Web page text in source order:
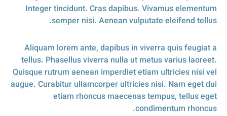
Integer tincidunt. Cras dapibus. Vivamus elementum
semper nisi. Aenean vulputate eleifend tellus.
Aliquam lorem ante, dapibus in viverra quis feugiat a
tellus. Phasellus viverra nulla ut metus varius laoreet.
Quisque rutrum aenean imperdiet etiam ultricies nisi vel
augue. Curabitur ullamcorper ultricies nisi. Nam eget dui
etiam rhoncus maecenas tempus, tellus eget
condimentum rhoncus.